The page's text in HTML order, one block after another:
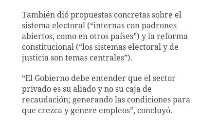
También dió propuestas concretas sobre el
sistema electoral (“internas con padrones
abiertos, como en otros países”) y la reforma
constitucional (“los sistemas electoral y de
justicia son temas centrales”).
“El Gobierno debe entender que el sector
privado es su aliado y no su caja de
recaudación; generando las condiciones para
que crezca y genere empleos”, concluyó.